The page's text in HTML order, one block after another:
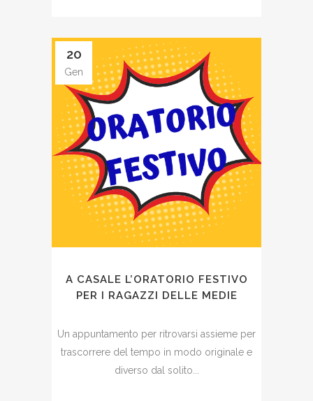
20
Gen
A CASALE L’ORATORIO FESTIVO
PER I RAGAZZI DELLE MEDIE
Un appuntamento per ritrovarsi assieme per
trascorrere del tempo in modo originale e
diverso dal solito...